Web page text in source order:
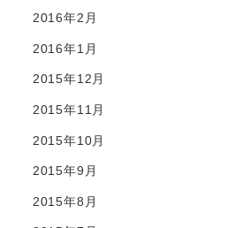
2016年2月
2016年1月
2015年12月
2015年11月
2015年10月
2015年9月
2015年8月